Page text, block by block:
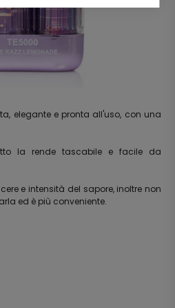
elegante e pronta all'uso, con una
la rende tascabile e facile da
e intensità del sapore, inoltre non
ed è più conveniente.